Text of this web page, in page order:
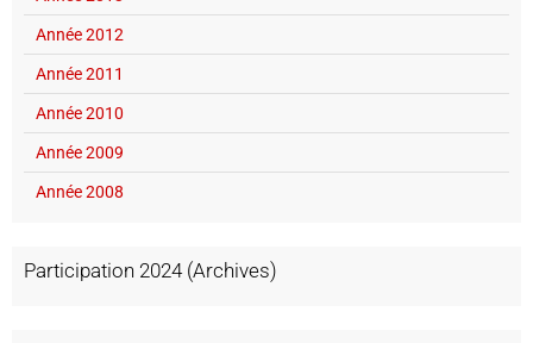
Année 2012
Année 2011
Année 2010
Année 2009
Année 2008
Participation 2024 (Archives)